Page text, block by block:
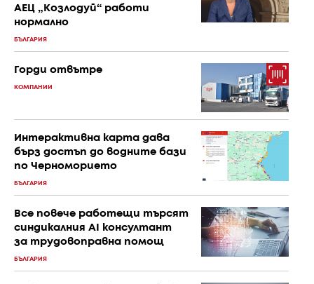
АЕЦ „Козлодуй“ работи
нормално
БЪЛГАРИЯ
Горди отвътре
КОМПАНИИ
Интерактивна карта дава
бърз достъп до водните бази
по Черноморието
БЪЛГАРИЯ
Все повече работещи търсят
синдикалния AI консултант
за трудовоправна помощ
БЪЛГАРИЯ